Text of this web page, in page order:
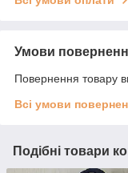
Умови
Повернення товару
Всі умови
Подібні товари